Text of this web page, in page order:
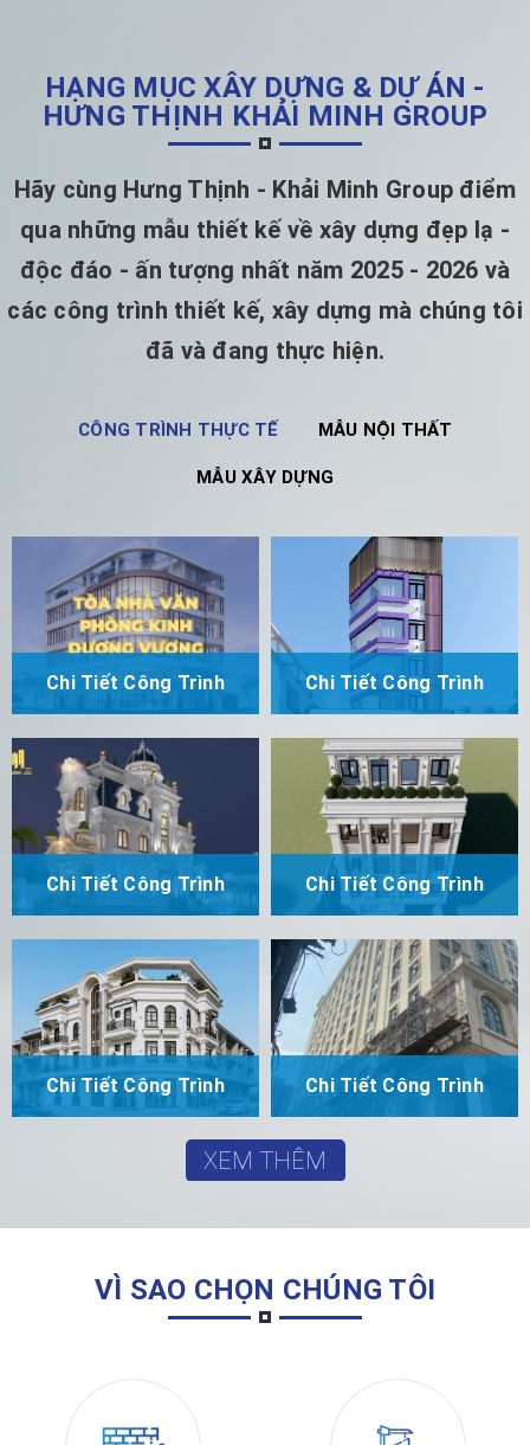
HẠNG MỤC XÂY DỰNG & DỰ ÁN -
HƯNG THỊNH KHẢI MINH GROUP
Hãy cùng Hưng Thịnh - Khải Minh Group điểm
qua những mẫu thiết kế về xây dựng đẹp lạ -
độc đáo - ấn tượng nhất năm 2025 - 2026 và
các công trình thiết kế, xây dựng mà chúng tôi
đã và đang thực hiện.
CÔNG TRÌNH THỰC TẾ MẪU NỘI THẤT
MẪU XÂY DỰNG
Chi Tiết Công Trình Chi Tiết Công Trình
Chi Tiết Công Trình Chi Tiết Công Trình
Chi Tiết Công Trình Chi Tiết Công Trình
XEM THÊM
VÌ SAO CHỌN CHÚNG TÔI